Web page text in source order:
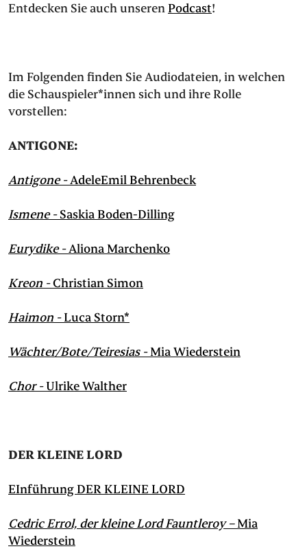
Entdecken Sie auch unseren Podcast!
Im Folgenden finden Sie Audiodateien, in welchen
die Schauspieler*innen sich und ihre Rolle
vorstellen:
ANTIGONE:
Antigone -AdeleEmil Behrenbeck
Ismene -Saskia Boden-Dilling
Eurydike -Aliona Marchenko
Kreon -Christian Simon
Haimon -Luca Storn*
Wächter/Bote/Teiresias -Mia Wiederstein
Chor -Ulrike Walther
DER KLEINE LORD
EInführung DER KLEINE LORD
Cedric Errol, der kleine Lord Fauntleroy –Mia
Wiederstein